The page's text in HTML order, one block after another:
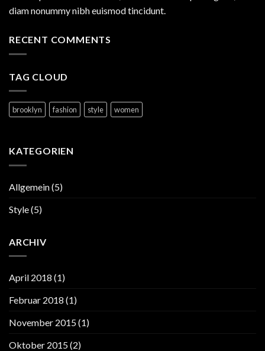
diam nonummy nibh euismod tincidunt.
RECENT COMMENTS
TAG CLOUD
brooklyn fashion style women
KATEGORIEN
Allgemein(5)
Style(5)
ARCHIV
April 2018 (1)
Februar 2018 (1)
November 2015(1)
Oktober 2015(2)